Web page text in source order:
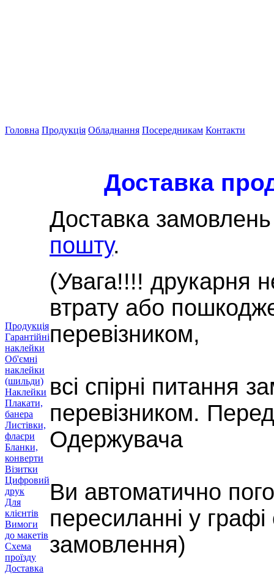
Головна Продукція Обладнання Посередникам Контакти
Продукція
Гарантійні
наклейки
Об'ємні
наклейки
(шильди)
Наклейки
Плакати,
банера
Листівки,
флаєри
Бланки,
конверти
Візитки
Цифровий
друк
Для
клієнтів
Вимоги
до макетів
Схема
проїзду
Доставка
Доставка
Доставка
пошту.
(Увага!!!! друкарня
втрату або
перевізником,
всі спірні питання
перевізником.
Одержувача
Ви автоматично
пересиланні у графі
замовлення)